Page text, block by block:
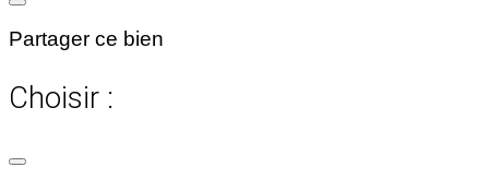
Partager ce bien
Choisir :